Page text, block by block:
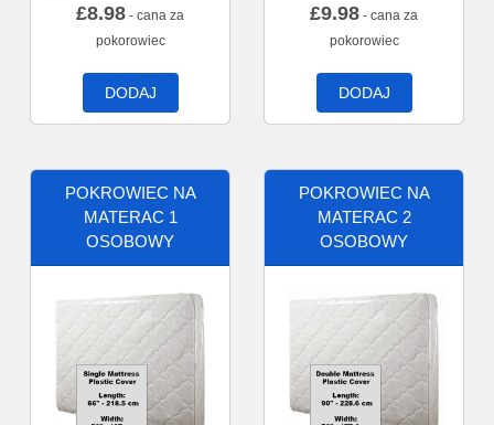
£8.98 - cana za
pokorowiec
DODAJ
£9.98 - cana za
pokorowiec
DODAJ
POKROWIEC NA
MATERAC 1
OSOBOWY
POKROWIEC NA
MATERAC 2
OSOBOWY